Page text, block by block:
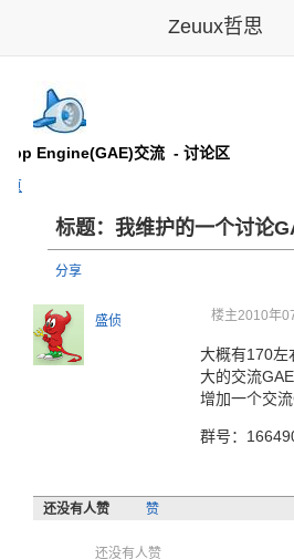
Zeuux哲思
Engine(GAE)交流 - 讨论区
页
标题：我维护的一个讨论
分享
盛侦 楼主2010年
大概有170左
大的交流
增加一个交流
群号：
还没有人赞 赞
还没有人赞